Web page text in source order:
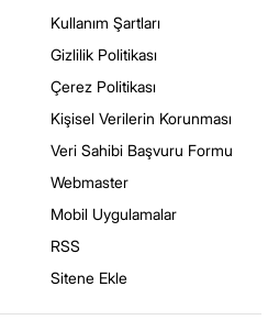
Kullanım Şartları
Gizlilik Politikası
Çerez Politikası
Kişisel Verilerin Korunması
Veri Sahibi Başvuru Formu
Webmaster
Mobil Uygulamalar
RSS
Sitene Ekle